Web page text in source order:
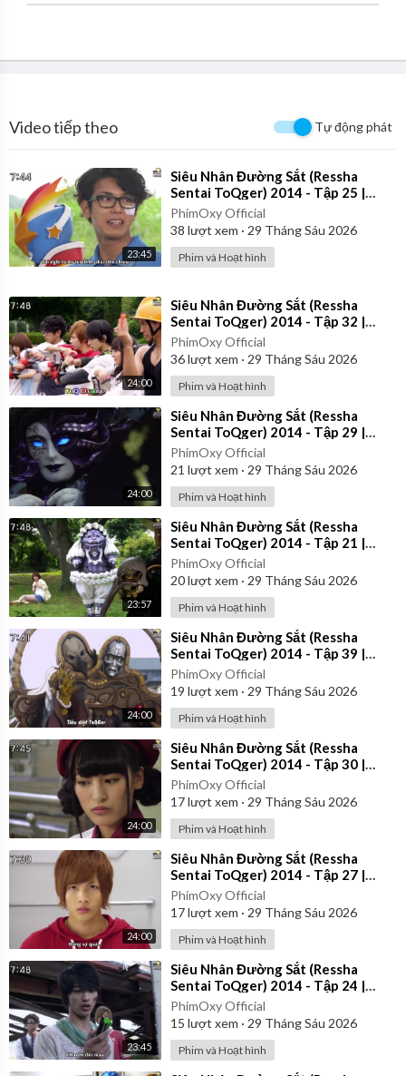
Video tiếp theo Tự động phát
23:45
⁣Siêu Nhân Đường Sắt (Ressha
Sentai ToQger) 2014 - Tập 25 |
Vietsub
PhimOxy Official
38 lượt xem · 29 Tháng Sáu 2026
Phim và Hoạt hình
24:00
⁣Siêu Nhân Đường Sắt (Ressha
Sentai ToQger) 2014 - Tập 32 |
Vietsub
PhimOxy Official
36lượt xem · 29 Tháng Sáu 2026
Phim và Hoạt hình
24:00
⁣Siêu Nhân Đường Sắt (Ressha
Sentai ToQger) 2014 - Tập 29 |
Vietsub
PhimOxy Official
21 lượt xem · 29 Tháng Sáu 2026
Phim và Hoạt hình
23:57
⁣Siêu Nhân Đường Sắt (Ressha
Sentai ToQger) 2014 - Tập 21 |
Vietsub
PhimOxy Official
20lượt xem · 29 Tháng Sáu 2026
Phim và Hoạt hình
24:00
⁣Siêu Nhân Đường Sắt (Ressha
Sentai ToQger) 2014 - Tập 39 |
Vietsub
PhimOxy Official
19 lượt xem · 29 Tháng Sáu 2026
Phim và Hoạt hình
24:00
⁣Siêu Nhân Đường Sắt (Ressha
Sentai ToQger) 2014 - Tập 30 |
Vietsub
PhimOxy Official
17lượt xem · 29 Tháng Sáu 2026
Phim và Hoạt hình
24:00
⁣Siêu Nhân Đường Sắt (Ressha
Sentai ToQger) 2014 - Tập 27 |
Vietsub
PhimOxy Official
17lượt xem · 29 Tháng Sáu 2026
Phim và Hoạt hình
23:45
⁣Siêu Nhân Đường Sắt (Ressha
Sentai ToQger) 2014 - Tập 24 |
Vietsub
PhimOxy Official
15 lượt xem · 29 Tháng Sáu 2026
Phim và Hoạt hình